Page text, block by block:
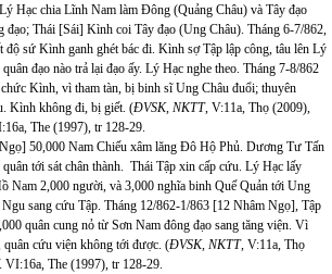
Hạc chia Lĩnh Nam làm Đông (Quảng Châu) và Tây đạo
Thái [Sái] Kình coi Tây đạo (Ung Châu). Tháng 6-7/862,
độ sứ Kình ganh ghét bác đi. Kình sợ Tập lập công, tâu lên Lý
đạo nào trả lại đạo ấy. Lý Hạc nghe theo. Tháng 7-8/862
Kình, vì tham tàn, bị binh sĩ Ung Châu đuổi; thuyên
Kình không đi, bị giết. (ĐVSK, NKTT, V:11a, Thọ (2009),
The (1997), tr 128-29.
50,000 Nam Chiếu xâm lăng Đô Hộ Phủ. Dương Tư Tấn
tới sát chân thành. Thái Tập xin cấp cứu. Lý Hạc lấy
Nam 2,000 người, và 3,000 nghĩa binh Quế Quản tới Ung
sang cứu Tập. Tháng 12/862-1/863 [12 Nhâm Ngọ], Tập
quân cung nỏ từ Sơn Nam đông đạo sang tăng viện. Vì
cứu viện không tới được. (ĐVSK, NKTT, V:11a, Thọ
VI:16a, The (1997), tr 128-29.